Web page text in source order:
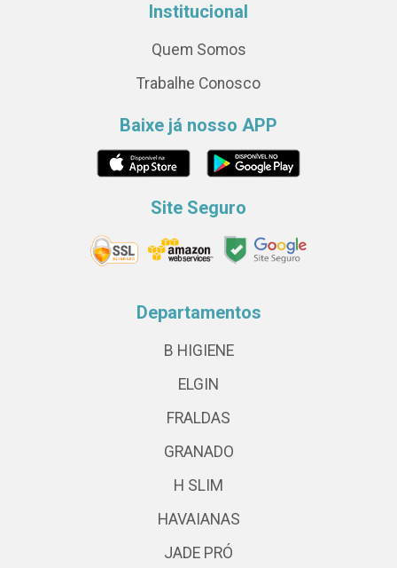
Institucional
Quem Somos
Trabalhe Conosco
Baixe já nosso APP
Site Seguro
Departamentos
B HIGIENE
ELGIN
FRALDAS
GRANADO
H SLIM
HAVAIANAS
JADE PRÓ